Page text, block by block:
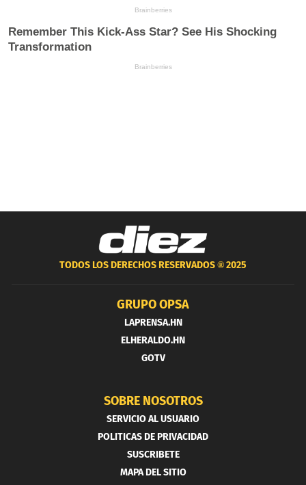
TODOS LOS DERECHOS RESERVADOS ®2025
GRUPO OPSA
LAPRENSA.HN
ELHERALDO.HN
GOTV
SOBRE NOSOTROS
SERVICIO AL USUARIO
POLITICAS DE PRIVACIDAD
SUSCRIBETE
MAPA DEL SITIO